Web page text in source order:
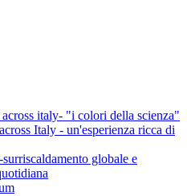
italy- "i colori della scienza"
Italy - un'esperienza ricca di
globale e